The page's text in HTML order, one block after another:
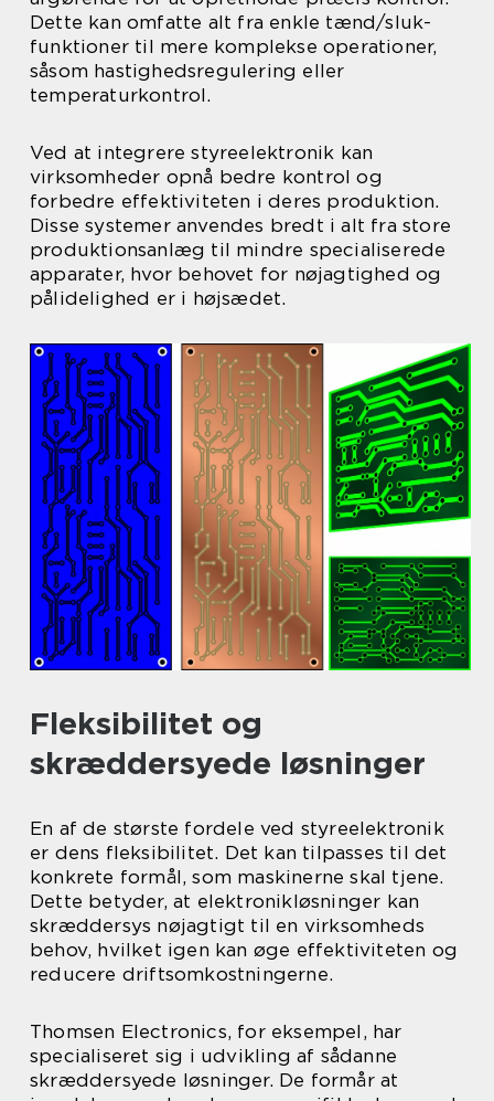
Dette kan omfatte alt fra enkle tænd/sluk-
funktioner til mere komplekse operationer,
såsom hastighedsregulering eller
temperaturkontrol.
Ved at integrere styreelektronik kan
virksomheder opnå bedre kontrol og
forbedre effektiviteten i deres produktion.
Disse systemer anvendes bredt i alt fra store
produktionsanlæg til mindre specialiserede
apparater, hvor behovet for nøjagtighed og
pålidelighed er i højsædet.
Fleksibilitet og
skræddersyede løsninger
En af de største fordele ved styreelektronik
er dens fleksibilitet. Det kan tilpasses til det
konkrete formål, som maskinerne skal tjene.
Dette betyder, at elektronikløsninger kan
skræddersys nøjagtigt til en virksomheds
behov, hvilket igen kan øge effektiviteten og
reducere driftsomkostningerne.
Thomsen Electronics, for eksempel, har
specialiseret sig i udvikling af sådanne
skræddersyede løsninger. De formår at